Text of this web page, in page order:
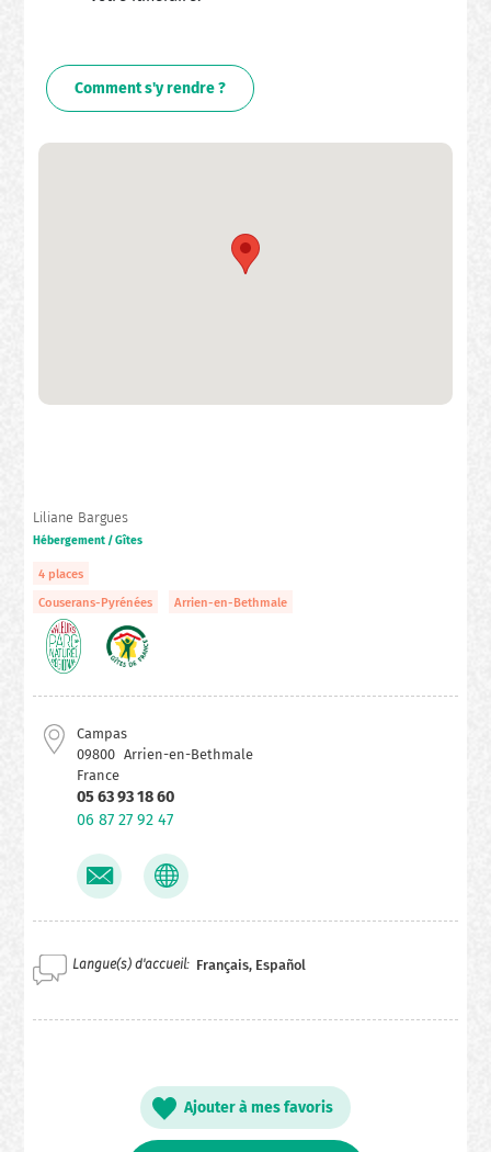
Comment s'y rendre ?
Liliane Bargues
Hébergement / Gîtes
4 places
Couserans-Pyrénées
Arrien-en-Bethmale
Campas
09800 Arrien-en-Bethmale
France
05 63 93 18 60
06 87 27 92 47
Langue(s) d'accueil Français, Español
Ajouter à mes favoris